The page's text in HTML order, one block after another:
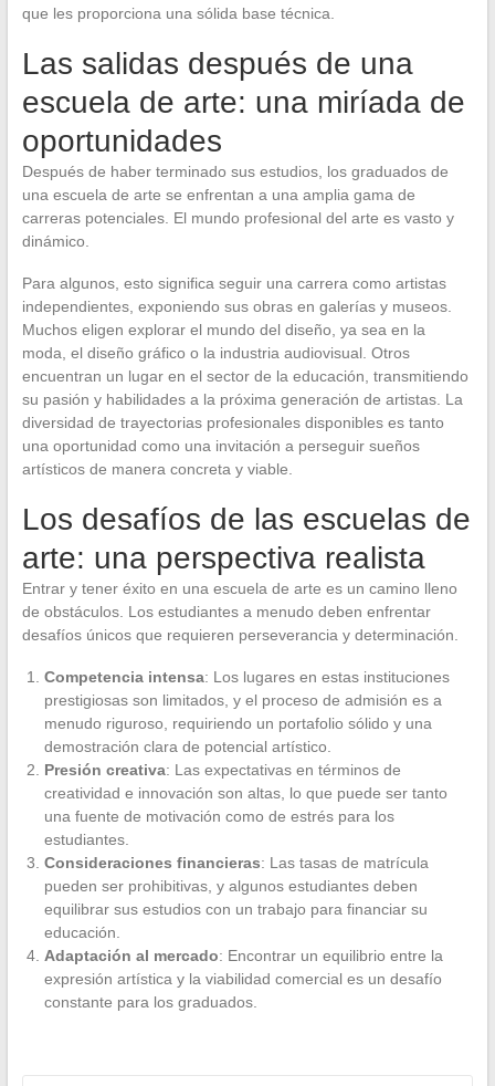
que les proporciona una sólida base técnica.
Las salidas después de una
escuela de arte: una miríada de
oportunidades
Después de haber terminado sus estudios, los graduados de
una escuela de arte se enfrentan a una amplia gama de
carreras potenciales. El mundo profesional del arte es vasto y
dinámico.
Para algunos, esto significa seguir una carrera como artistas
independientes, exponiendo sus obras en galerías y museos.
Muchos eligen explorar el mundo del diseño, ya sea en la
moda, el diseño gráfico o la industria audiovisual. Otros
encuentran un lugar en el sector de la educación, transmitiendo
su pasión y habilidades a la próxima generación de artistas. La
diversidad de trayectorias profesionales disponibles es tanto
una oportunidad como una invitación a perseguir sueños
artísticos de manera concreta y viable.
Los desafíos de las escuelas de
arte: una perspectiva realista
Entrar y tener éxito en una escuela de arte es un camino lleno
de obstáculos. Los estudiantes a menudo deben enfrentar
desafíos únicos que requieren perseverancia y determinación.
Competencia intensa: Los lugares en estas instituciones
prestigiosas son limitados, y el proceso de admisión es a
menudo riguroso, requiriendo un portafolio sólido y una
demostración clara de potencial artístico.
Presión creativa: Las expectativas en términos de
creatividad e innovación son altas, lo que puede ser tanto
una fuente de motivación como de estrés para los
estudiantes.
Consideraciones financieras: Las tasas de matrícula
pueden ser prohibitivas, y algunos estudiantes deben
equilibrar sus estudios con un trabajo para financiar su
educación.
Adaptación al mercado: Encontrar un equilibrio entre la
expresión artística y la viabilidad comercial es un desafío
constante para los graduados.